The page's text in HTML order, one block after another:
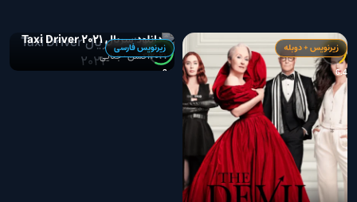
6.4
زیرنویس + دوبله
8.0
زیرنویس فارسی
دانلود سریال Taxi Driver 2021
2021اکشن • جنایی